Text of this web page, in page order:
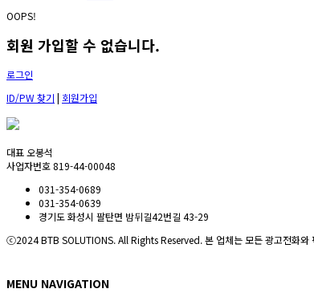
OOPS!
회원 가입할 수 없습니다.
로그인
ID/PW 찾기 | 회원가입
대표 오봉석
사업자번호 819-44-00048
031-354-0689
031-354-0639
경기도 화성시 팔탄면 밤뒤길42번길 43-29
ⓒ2024 BTB SOLUTIONS. All Rights Reserved. 본 업체는 모든 광고전화와
MENU NAVIGATION